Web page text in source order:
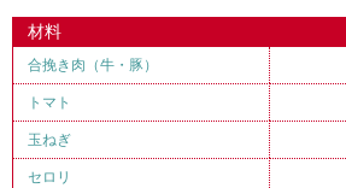
材料
合挽き肉（牛・豚）
トマト
玉ねぎ
セロリ